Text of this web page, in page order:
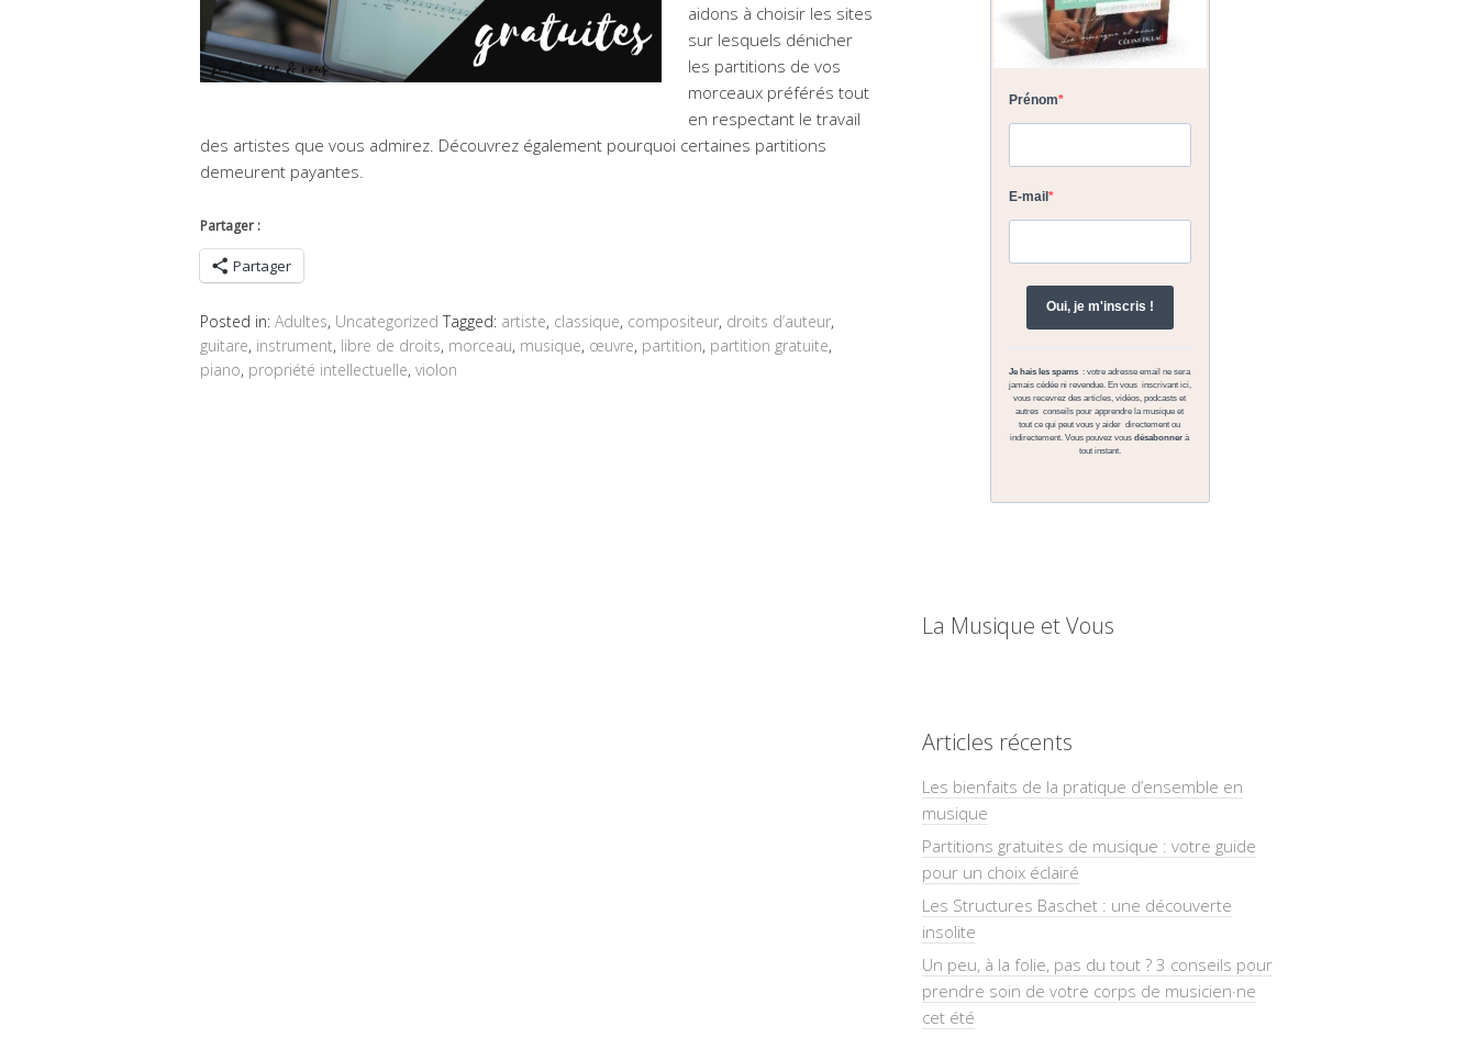
aidons à choisir les sites
sur lesquels dénicher
les partitions de vos
morceaux préférés tout
en respectant le travail
des artistes que vous admirez. Découvrez également pourquoi certaines partitions
demeurent payantes.
Partager :
Partager
Posted in: Adultes, Uncategorized Tagged: artiste, classique, compositeur, droits d’auteur,
guitare, instrument, libre de droits, morceau, musique, œuvre, partition, partition gratuite,
piano, propriété intellectuelle, violon
La Musique et Vous
Articles récents
Les bienfaits de la pratique d’ensemble en
musique
Partitions gratuites de musique : votre guide
pour un choix éclairé
Les Structures Baschet : une découverte
insolite
Un peu, à la folie, pas du tout ? 3 conseils pour
prendre soin de votre corps de musicien·ne
cet été